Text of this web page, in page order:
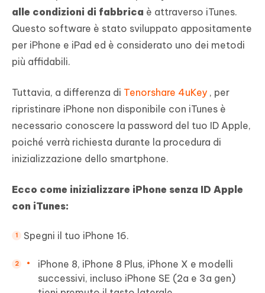
alle condizioni di fabbrica è attraverso iTunes.
Questo software è stato sviluppato appositamente
per iPhone e iPad ed è considerato uno dei metodi
più affidabili.
Tuttavia, a differenza di Tenorshare 4uKey , per
ripristinare iPhone non disponibile con iTunes è
necessario conoscere la password del tuo ID Apple,
poiché verrà richiesta durante la procedura di
inizializzazione dello smartphone.
Ecco come inizializzare iPhone senza ID Apple
con iTunes:
Spegni il tuo iPhone 16.
iPhone 8, iPhone 8 Plus, iPhone X e modelli
successivi, incluso iPhone SE (2a e 3a gen)